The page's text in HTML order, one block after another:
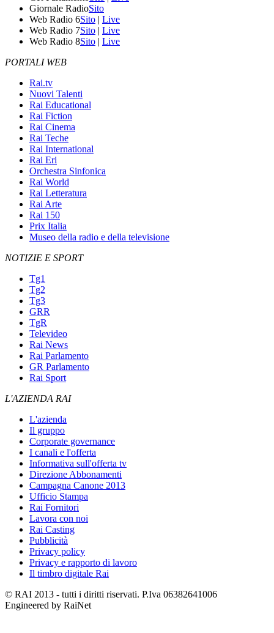
Giornale RadioSito
Web Radio 6Sito | Live
Web Radio 7Sito | Live
Web Radio 8Sito | Live
PORTALI WEB
Rai.tv
Nuovi Talenti
Rai Educational
Rai Fiction
Rai Cinema
Rai Teche
Rai International
Rai Eri
Orchestra Sinfonica
Rai World
Rai Letteratura
Rai Arte
Rai 150
Prix Italia
Museo della radio e della televisione
NOTIZIE E SPORT
Tg1
Tg2
Tg3
GRR
TgR
Televideo
Rai News
Rai Parlamento
GR Parlamento
Rai Sport
L'AZIENDA RAI
L'azienda
Il gruppo
Corporate governance
I canali e l'offerta
Informativa sull'offerta tv
Direzione Abbonamenti
Campagna Canone 2013
Ufficio Stampa
Rai Fornitori
Lavora con noi
Rai Casting
Pubblicità
Privacy policy
Privacy e rapporto di lavoro
Il timbro digitale Rai
© RAI 2013 - tutti i diritti riservati. P.Iva 06382641006
Engineered by RaiNet